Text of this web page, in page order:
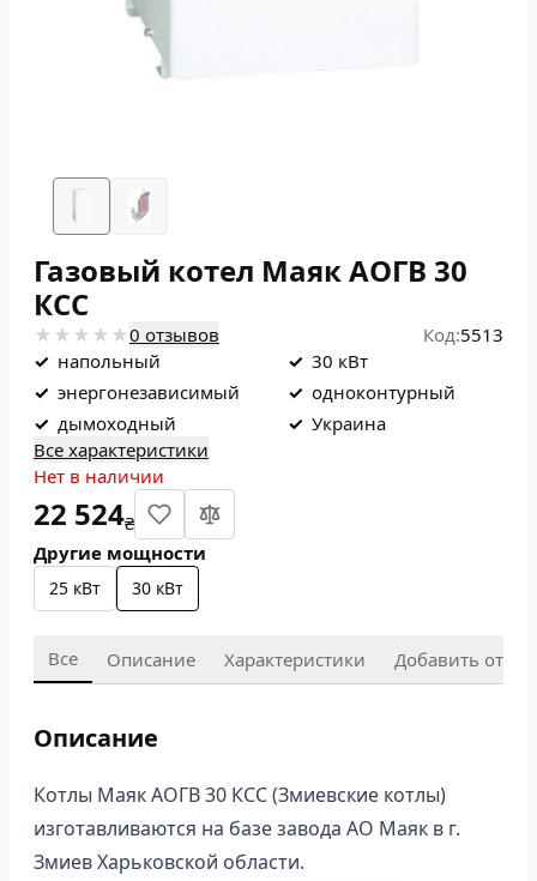
Газовый котел Маяк АОГВ 30
КСС
0 отзывов Код:5513
✓ напольный ✓ 30 кВт
✓ энергонезависимый ✓ одноконтурный
✓ дымоходный ✓ Украина
Все характеристики
Нет в наличии
22 524₴
Другие мощности
25 кВт 30 кВт
Все Описание Характеристики Добавить отзыв
Описание
Котлы Маяк АОГВ 30 КСС (Змиевские котлы)
изготавливаются на базе завода АО Маяк в г.
Змиев Харьковской области.